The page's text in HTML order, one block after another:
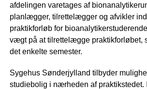
afdelingen varetages af
planlægger, tilrettelægger og afvikler
praktikforløb for
vægt på at tilrettelægge praktikforløbet,
det enkelte semester.
Sygehus Sønderjylland tilbyder
studiebolig i nærheden af praktikstedet.